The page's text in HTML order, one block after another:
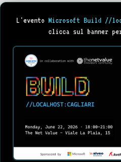
L'evento Microsoft Build //
clicca sul banner